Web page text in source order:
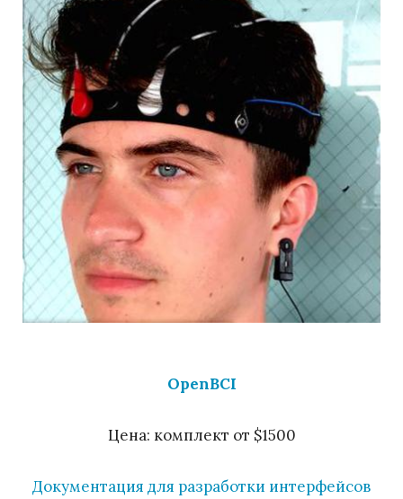
OpenBCI
Цена: комплект от $1500
Документация для разработки интерфейсов